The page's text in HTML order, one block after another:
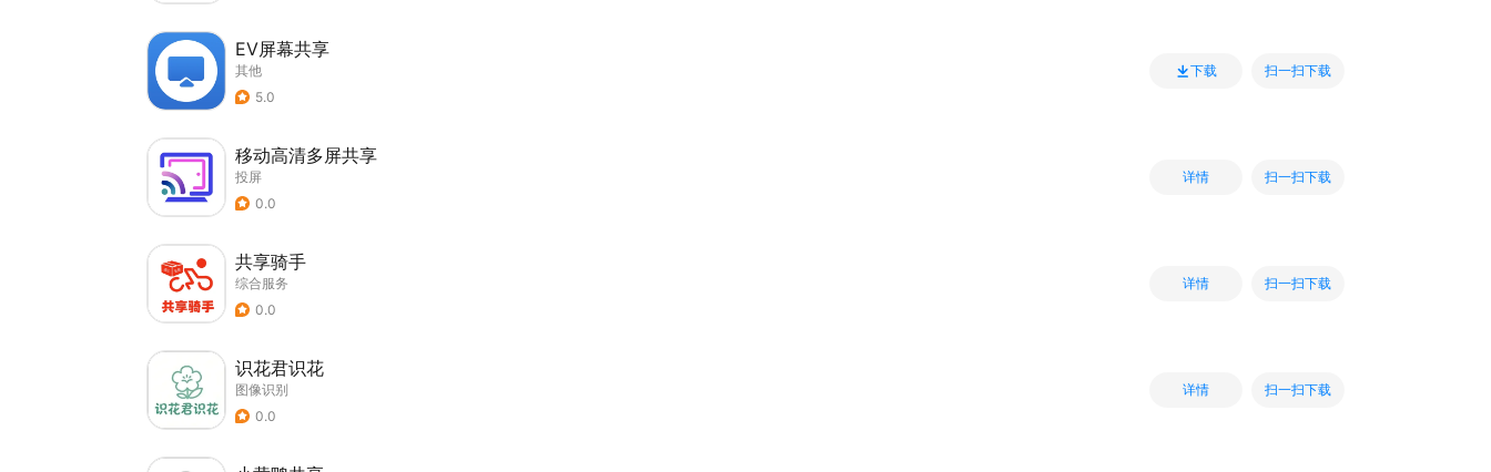
EV屏幕共享
其他
5.0
下载 扫一扫下载
移动高清多屏共享
投屏
0.0
详情 扫一扫下载
共享骑手
综合服务
0.0
详情 扫一扫下载
识花君识花
图像识别
0.0
详情 扫一扫下载